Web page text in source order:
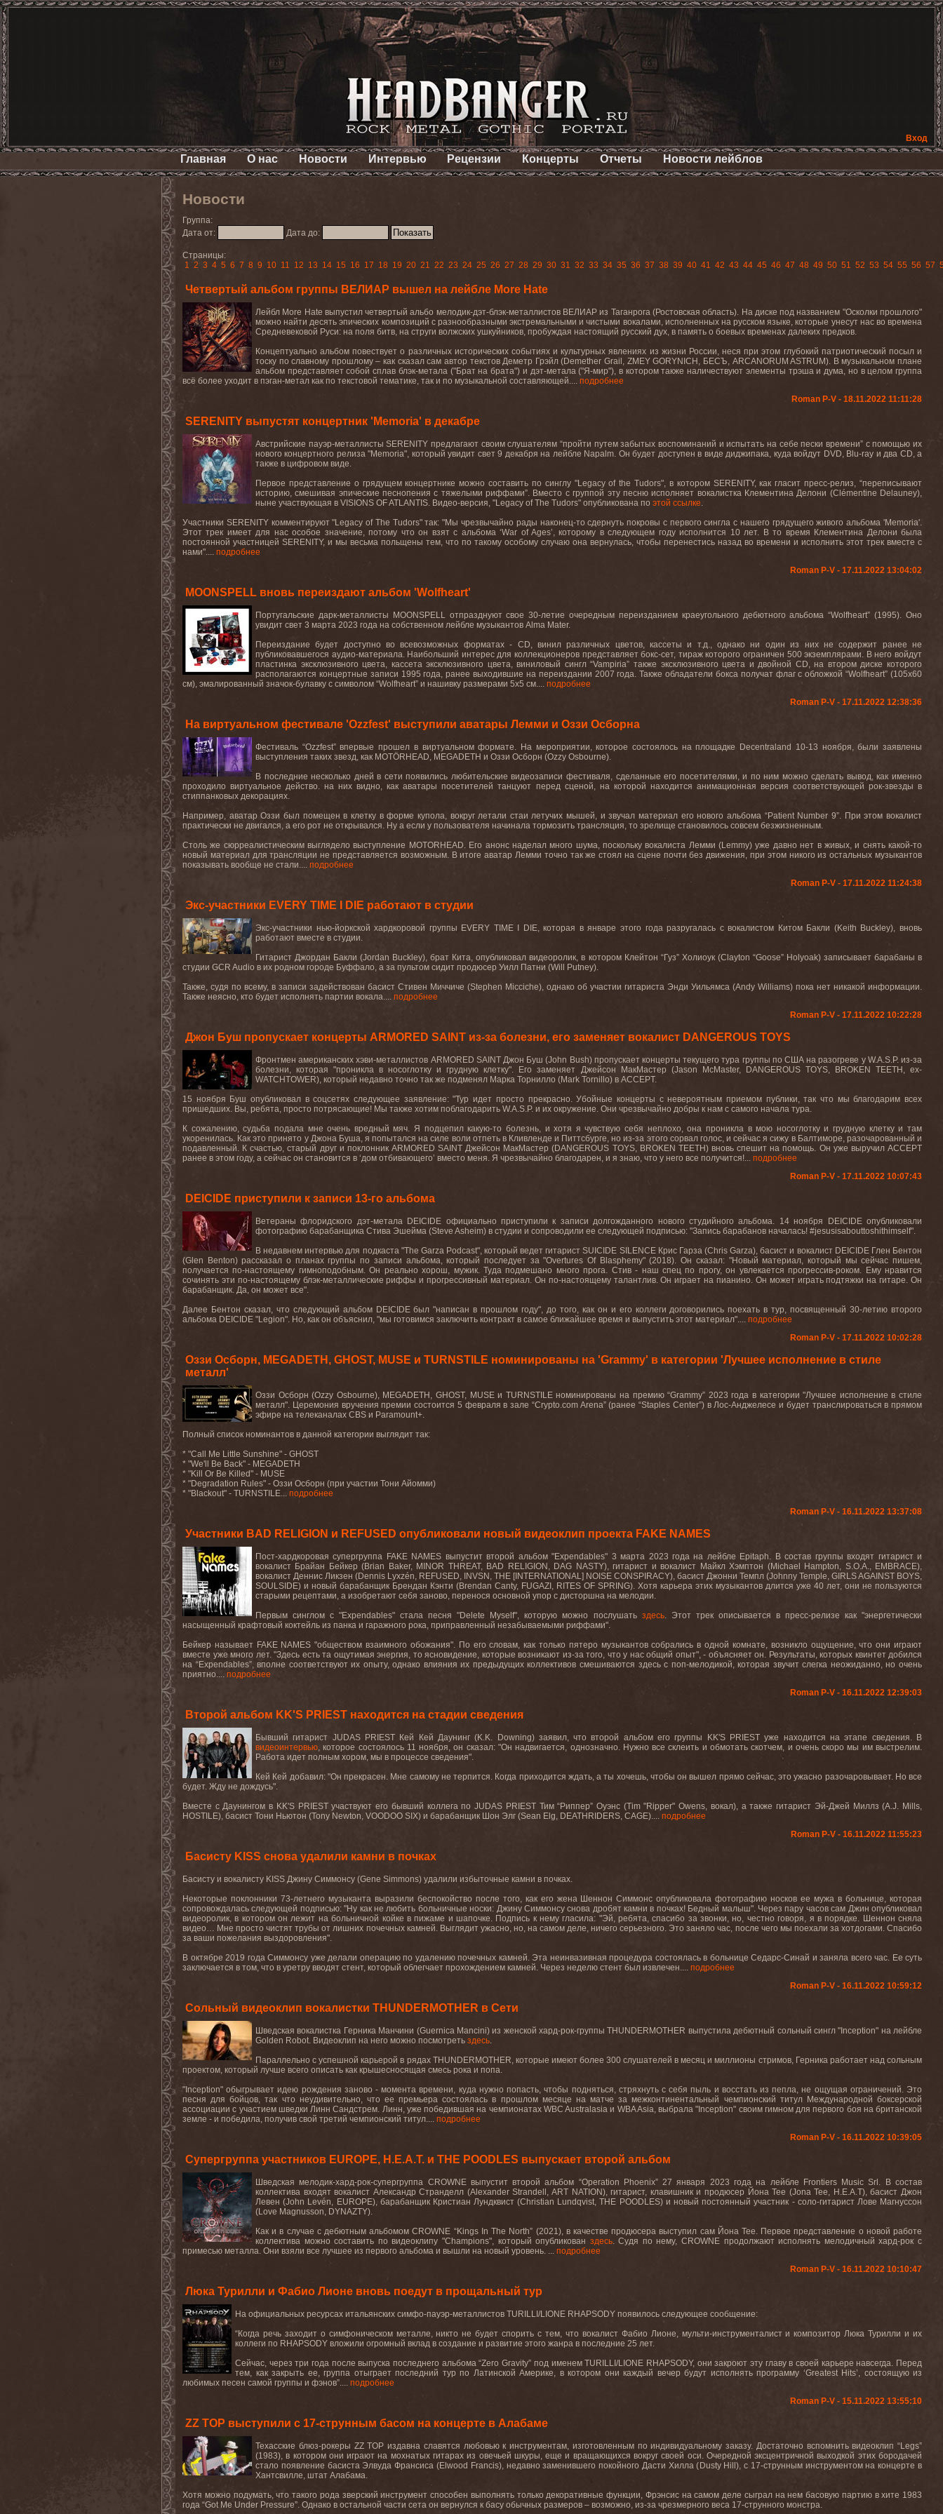
Вход
Главная О нас Новости Интервью Рецензии Концерты Отчеты Новости лейблов
Новости
Группа:
Дата от:
Дата до:
Страницы:
1 2 3 4 5 6 7 8 9 10 11 12 13 14 15 16 17 18 19 20 21 22 23 24 25 26 27 28 29 30 31 32 33 34 35 36 37 38 39 40 41 42 43 44 45 46 47 48 49 50 51 52 53 54 55 56 57
Четвертый альбом группы ВЕЛИАР вышел на лейбле More Hate
Лейбл More Hate выпустил четвертый альбо мелодик-дэт-блэк-металлистов ВЕЛИАР из Таганрога (Ростовская область). На диске под названием "Осколки прошлого"
можно найти десять эпических композиций с разнообразными экстремальными и чистыми вокалами, исполненных на русском языке, которые унесут нас во времена
Средневековой Руси: на поля битв, на струги волжских ушкуйников, пробуждая настоящий русский дух, в память о боевых временах далеких предков.
Концептуально альбом повествует о различных исторических событиях и культурных явлениях из жизни России, неся при этом глубокий патриотический посыл и
тоску по славному прошлому – как сказал сам автор текстов Деметр Грэйл (Demether Grail, ZMEY GORYNICH, БЕСЪ, ARCANORUM ASTRUM). В музыкальном плане
альбом представляет собой сплав блэк-метала ("Брат на брата") и дэт-метала ("Я-мир"), в котором также наличествуют элементы трэша и дума, но в целом группа
всё более уходит в пэган-метал как по текстовой тематике, так и по музыкальной составляющей.... подробнее
Roman P-V - 18.11.2022 11:11:28
SERENITY выпустят концертник 'Memoria' в декабре
Австрийские пауэр-металлисты SERENITY предлагают своим слушателям “пройти путем забытых воспоминаний и испытать на себе пески времени” с помощью их
нового концертного релиза "Memoria", который увидит свет 9 декабря на лейбле Napalm. Он будет доступен в виде диджипака, куда войдут DVD, Blu-ray и два CD, а
также в цифровом виде.
Первое представление о грядущем концертнике можно составить по синглу "Legacy of the Tudors", в котором SERENITY, как гласит пресс-релиз, “переписывают
историю, смешивая эпические песнопения с тяжелыми риффами”. Вместо с группой эту песню исполняет вокалистка Клементина Делони (Clémentine Delauney),
ныне участвующая в VISIONS OF ATLANTIS. Видео-версия, "Legacy of The Tudors" опубликована по этой ссылке.
Участники SERENITY комментируют "Legacy of The Tudors" так: "Мы чрезвычайно рады наконец-то сдернуть покровы с первого сингла с нашего грядущего живого альбома 'Memoria'.
Этот трек имеет для нас особое значение, потому что он взят с альбома ‘War of Ages’, которому в следующем году исполнится 10 лет. В то время Клементина Делони была
постоянной участницей SERENITY, и мы весьма польщены тем, что по такому особому случаю она вернулась, чтобы перенестись назад во времени и исполнить этот трек вместе с
нами".... подробнее
Roman P-V - 17.11.2022 13:04:02
MOONSPELL вновь переиздают альбом 'Wolfheart'
Португальские дарк-металлисты MOONSPELL отпразднуют свое 30-летие очередным переизданием краеугольного дебютного альбома “Wolfheart” (1995). Оно
увидит свет 3 марта 2023 года на собственном лейбле музыкантов Alma Mater.
Переиздание будет доступно во всевозможных форматах - CD, винил различных цветов, кассеты и т.д., однако ни один из них не содержит ранее не
публиковавшегося аудио-материала. Наибольший интерес для коллекционеров представляет бокс-сет, тираж которого ограничен 500 экземплярами. В него войдут
пластинка эксклюзивного цвета, кассета эксклюзивного цвета, виниловый сингл “Vampiria” также эксклюзивного цвета и двойной CD, на втором диске которого
располагаются концертные записи 1995 года, ранее выходившие на переиздании 2007 года. Также обладатели бокса получат флаг с обложкой “Wolfheart” (105x60
см), эмалированный значок-булавку с символом “Wolfheart” и нашивку размерами 5х5 см.... подробнее
Roman P-V - 17.11.2022 12:38:36
На виртуальном фестивале 'Ozzfest' выступили аватары Лемми и Оззи Осборна
Фестиваль “Ozzfest” впервые прошел в виртуальном формате. На мероприятии, которое состоялось на площадке Decentraland 10-13 ноября, были заявлены
выступления таких звезд, как MOTÖRHEAD, MEGADETH и Оззи Осборн (Ozzy Osbourne).
В последние несколько дней в сети появились любительские видеозаписи фестиваля, сделанные его посетителями, и по ним можно сделать вывод, как именно
проходило виртуальное действо. на них видно, как аватары посетителей танцуют перед сценой, на которой находится анимационная версия соответствующей рок-звезды в
стиппанковых декорациях.
Например, аватар Оззи был помещен в клетку в форме купола, вокруг летали стаи летучих мышей, и звучал материал его нового альбома “Patient Number 9”. При этом вокалист
практически не двигался, а его рот не открывался. Ну а если у пользователя начинала тормозить трансляция, то зрелище становилось совсем безжизненным.
Столь же сюрреалистическим выглядело выступление MOTORHEAD. Его анонс наделал много шума, поскольку вокалиста Лемми (Lemmy) уже давно нет в живых, и снять какой-то
новый материал для трансляции не представляется возможным. В итоге аватар Лемми точно так же стоял на сцене почти без движения, при этом никого из остальных музыкантов
показывать вообще не стали.... подробнее
Roman P-V - 17.11.2022 11:24:38
Экс-участники EVERY TIME I DIE работают в студии
Экс-участники нью-йоркской хардкоровой группы EVERY TIME I DIE, которая в январе этого года разругалась с вокалистом Китом Бакли (Keith Buckley), вновь
работают вместе в студии.
Гитарист Джордан Бакли (Jordan Buckley), брат Кита, опубликовал видеоролик, в котором Клейтон “Гуз” Холиоук (Clayton “Goose” Holyoak) записывает барабаны в
студии GCR Audio в их родном городе Буффало, а за пультом сидит продюсер Уилл Патни (Will Putney).
Также, судя по всему, в записи задействован басист Стивен Миччиче (Stephen Micciche), однако об участии гитариста Энди Уильямса (Andy Williams) пока нет никакой информации.
Также неясно, кто будет исполнять партии вокала.... подробнее
Roman P-V - 17.11.2022 10:22:28
Джон Буш пропускает концерты ARMORED SAINT из-за болезни, его заменяет вокалист DANGEROUS TOYS
Фронтмен американских хэви-металлистов ARMORED SAINT Джон Буш (John Bush) пропускает концерты текущего тура группы по США на разогреве у W.A.S.P. из-за
болезни, которая "проникла в носоглотку и грудную клетку". Его заменяет Джейсон МакМастер (Jason McMaster, DANGEROUS TOYS, BROKEN TEETH, ex-
WATCHTOWER), который недавно точно так же подменял Марка Торнилло (Mark Tornillo) в ACCEPT.
15 ноября Буш опубликовал в соцсетях следующее заявление: "Тур идет просто прекрасно. Убойные концерты с невероятным приемом публики, так что мы благодарим всех
пришедших. Вы, ребята, просто потрясающие! Мы также хотим поблагодарить W.A.S.P. и их окружение. Они чрезвычайно добры к нам с самого начала тура.
К сожалению, судьба подала мне очень вредный мяч. Я подцепил какую-то болезнь, и хотя я чувствую себя неплохо, она проникла в мою носоглотку и грудную клетку и там
укоренилась. Как это принято у Джона Буша, я попытался на силе воли отпеть в Кливленде и Питтсбурге, но из-за этого сорвал голос, и сейчас я сижу в Балтиморе, разочарованный и
подавленный. К счастью, старый друг и поклонник ARMORED SAINT Джейсон МакМастер (DANGEROUS TOYS, BROKEN TEETH) вновь спешит на помощь. Он уже выручил ACCEPT
ранее в этом году, а сейчас он становится в ‘дом отбивающего’ вместо меня. Я чрезвычайно благодарен, и я знаю, что у него все получится!... подробнее
Roman P-V - 17.11.2022 10:07:43
DEICIDE приступили к записи 13-го альбома
Ветераны флоридского дэт-метала DEICIDE официально приступили к записи долгожданного нового студийного альбома. 14 ноября DEICIDE опубликовали
фотографию барабанщика Стива Эшейма (Steve Asheim) в студии и сопроводили ее следующей подписью: "Запись барабанов началась! #jesusisabouttoshithimself".
В недавнем интервью для подкаста "The Garza Podcast", который ведет гитарист SUICIDE SILENCE Крис Гарза (Chris Garza), басист и вокалист DEICIDE Глен Бентон
(Glen Benton) рассказал о планах группы по записи альбома, который последует за "Overtures Of Blasphemy" (2018). Он сказал: "Новый материал, который мы сейчас пишем,
получается по-настоящему гимноподобным. Он реально хорош, мужик. Туда подмешано много прога. Стив - наш спец по прогу, он увлекается прогрессив-роком. Ему нравится
сочинять эти по-настоящему блэк-металлические риффы и прогрессивный материал. Он по-настоящему талантлив. Он играет на пианино. Он может играть подтяжки на гитаре. Он
барабанщик. Да, он может все".
Далее Бентон сказал, что следующий альбом DEICIDE был "написан в прошлом году", до того, как он и его коллеги договорились поехать в тур, посвященный 30-летию второго
альбома DEICIDE "Legion". Но, как он объяснил, "мы готовимся заключить контракт в самое ближайшее время и выпустить этот материал".... подробнее
Roman P-V - 17.11.2022 10:02:28
Оззи Осборн, MEGADETH, GHOST, MUSE и TURNSTILE номинированы на 'Grammy' в категории 'Лучшее исполнение в стиле
металл'
Оззи Осборн (Ozzy Osbourne), MEGADETH, GHOST, MUSE и TURNSTILE номинированы на премию “Grammy” 2023 года в категории "Лучшее исполнение в стиле
металл". Церемония вручения премии состоится 5 февраля в зале “Crypto.com Arena” (ранее “Staples Center”) в Лос-Анджелесе и будет транслироваться в прямом
эфире на телеканалах CBS и Paramount+.
Полный список номинантов в данной категории выглядит так:
* "Call Me Little Sunshine" - GHOST
* "We'll Be Back" - MEGADETH
* "Kill Or Be Killed" - MUSE
* "Degradation Rules" - Оззи Осборн (при участии Тони Айомми)
* "Blackout" - TURNSTILE... подробнее
Roman P-V - 16.11.2022 13:37:08
Участники BAD RELIGION и REFUSED опубликовали новый видеоклип проекта FAKE NAMES
Пост-хардкоровая супергруппа FAKE NAMES выпустит второй альбом "Expendables" 3 марта 2023 года на лейбле Epitaph. В состав группы входят гитарист и
вокалист Брайан Бейкер (Brian Baker, MINOR THREAT, BAD RELIGION, DAG NASTY), гитарист и вокалист Майкл Хэмптон (Michael Hampton, S.O.A., EMBRACE),
вокалист Деннис Ликзен (Dennis Lyxzén, REFUSED, INVSN, THE [INTERNATIONAL] NOISE CONSPIRACY), басист Джонни Темпл (Johnny Temple, GIRLS AGAINST BOYS,
SOULSIDE) и новый барабанщик Брендан Кэнти (Brendan Canty, FUGAZI, RITES OF SPRING). Хотя карьера этих музыкантов длится уже 40 лет, они не пользуются
старыми рецептами, а изобретают себя заново, перенося основной упор с дисторшна на мелодии.
Первым синглом с "Expendables" стала песня "Delete Myself", которую можно послушать здесь. Этот трек описывается в пресс-релизе как "энергетически
насыщенный крафтовый коктейль из панка и гаражного рока, приправленный незабываемыми риффами".
Бейкер называет FAKE NAMES "обществом взаимного обожания". По его словам, как только пятеро музыкантов собрались в одной комнате, возникло ощущение, что они играют
вместе уже много лет. "Здесь есть та ощутимая энергия, то ясновидение, которые возникают из-за того, что у нас общий опыт", - объясняет он. Результаты, которых квинтет добился
на “Expendables”, вполне соответствуют их опыту, однако влияния их предыдущих коллективов смешиваются здесь с поп-мелодикой, которая звучит слегка неожиданно, но очень
приятно.... подробнее
Roman P-V - 16.11.2022 12:39:03
Второй альбом KK'S PRIEST находится на стадии сведения
Бывший гитарист JUDAS PRIEST Кей Кей Даунинг (K.K. Downing) заявил, что второй альбом его группы KK'S PRIEST уже находится на этапе сведения. В
видеоинтервью, которое состоялось 11 ноября, он сказал: "Он надвигается, однозначно. Нужно все склеить и обмотать скотчем, и очень скоро мы им выстрелим.
Работа идет полным хором, мы в процессе сведения".
Кей Кей добавил: "Он прекрасен. Мне самому не терпится. Когда приходится ждать, а ты хочешь, чтобы он вышел прямо сейчас, это ужасно разочаровывает. Но все
будет. Жду не дождусь".
Вместе с Даунингом в KK'S PRIEST участвуют его бывший коллега по JUDAS PRIEST Тим “Риппер” Оуэнс (Tim "Ripper" Owens, вокал), а также гитарист Эй-Джей Миллз (A.J. Mills,
HOSTILE), басист Тони Ньютон (Tony Newton, VOODOO SIX) и барабанщик Шон Элг (Sean Elg, DEATHRIDERS, CAGE).... подробнее
Roman P-V - 16.11.2022 11:55:23
Басисту KISS снова удалили камни в почках
Басисту и вокалисту KISS Джину Симмонсу (Gene Simmons) удалили избыточные камни в почках.
Некоторые поклонники 73-летнего музыканта выразили беспокойство после того, как его жена Шеннон Симмонс опубликовала фотографию носков ее мужа в больнице, которая
сопровождалась следующей подписью: "Ну как не любить больничные носки: Джину Симмонсу снова дробят камни в почках! Бедный малыш". Через пару часов сам Джин опубликовал
видеоролик, в котором он лежит на больничной койке в пижаме и шапочке. Подпись к нему гласила: "Эй, ребята, спасибо за звонки, но, честно говоря, я в порядке. Шеннон сняла
видео… Мне просто чистят трубы от лишних почечных камней. Выглядит ужасно, но, на самом деле, ничего серьезного. Это заняло час, после чего мы поехали за хотдогами. Спасибо
за ваши пожелания выздоровления".
В октябре 2019 года Симмонсу уже делали операцию по удалению почечных камней. Эта неинвазивная процедура состоялась в больнице Седарс-Синай и заняла всего час. Ее суть
заключается в том, что в уретру вводят стент, который облегчает прохождением камней. Через неделю стент был извлечен.... подробнее
Roman P-V - 16.11.2022 10:59:12
Сольный видеоклип вокалистки THUNDERMOTHER в Сети
Шведская вокалистка Герника Манчини (Guernica Mancini) из женской хард-рок-группы THUNDERMOTHER выпустила дебютный сольный сингл "Inception" на лейбле
Golden Robot. Видеоклип на него можно посмотреть здесь.
Параллельно с успешной карьерой в рядах THUNDERMOTHER, которые имеют более 300 слушателей в месяц и миллионы стримов, Герника работает над сольным
проектом, который лучше всего описать как крышесносящая смесь рока и попа.
"Inception" обыгрывает идею рождения заново - момента времени, куда нужно попасть, чтобы подняться, стряхнуть с себя пыль и восстать из пепла, не ощущая ограничений. Это
песня для бойцов, так что неудивительно, что ее премьера состоялась в прошлом месяце на матче за межконтинентальный чемпионский титул Международной боксерской
ассоциации с участием шведки Линн Сандстрем. Линн, уже победившая на чемпионатах WBC Australasia и WBA Asia, выбрала "Inception" своим гимном для первого боя на британской
земле - и победила, получив свой третий чемпионский титул.... подробнее
Roman P-V - 16.11.2022 10:39:05
Супергруппа участников EUROPE, H.E.A.T. и THE POODLES выпускает второй альбом
Шведская мелодик-хард-рок-супергруппа CROWNE выпустит второй альбом “Operation Phoenix” 27 января 2023 года на лейбле Frontiers Music Srl. В состав
коллектива входят вокалист Александр Странделл (Alexander Strandell, ART NATION), гитарист, клавишник и продюсер Йона Тее (Jona Tee, H.E.A.T), басист Джон
Левен (John Levén, EUROPE), барабанщик Кристиан Лундквист (Christian Lundqvist, THE POODLES) и новый постоянный участник - соло-гитарист Лове Магнуссон
(Love Magnusson, DYNAZTY).
Как и в случае с дебютным альбомом CROWNE “Kings In The North” (2021), в качестве продюсера выступил сам Йона Тее. Первое представление о новой работе
коллектива можно составить по видеоклипу "Champions", который опубликован здесь. Судя по нему, CROWNE продолжают исполнять мелодичный хард-рок с
примесью металла. Они взяли все лучшее из первого альбома и вышли на новый уровень. ... подробнее
Roman P-V - 16.11.2022 10:10:47
Люка Турилли и Фабио Лионе вновь поедут в прощальный тур
На официальных ресурсах итальянских симфо-пауэр-металлистов TURILLI/LIONE RHAPSODY появилось следующее сообщение:
“Когда речь заходит о симфоническом металле, никто не будет спорить с тем, что вокалист Фабио Лионе, мульти-инструменталист и композитор Люка Турилли и их
коллеги по RHAPSODY вложили огромный вклад в создание и развитие этого жанра в последние 25 лет.
Сейчас, через три года после выпуска последнего альбома “Zero Gravity” под именем TURILLI/LIONE RHAPSODY, они закроют эту главу в своей карьере навсегда. Перед
тем, как закрыть ее, группа отыграет последний тур по Латинской Америке, в котором они каждый вечер будут исполнять программу ‘Greatest Hits’, состоящую из
любимых песен самой группы и фэнов”.... подробнее
Roman P-V - 15.11.2022 13:55:10
ZZ TOP выступили с 17-струнным басом на концерте в Алабаме
Техасские блюз-рокеры ZZ TOP издавна славятся любовью к инструментам, изготовленным по индивидуальному заказу. Достаточно вспомнить видеоклип “Legs”
(1983), в котором они играют на мохнатых гитарах из овечьей шкуры, еще и вращающихся вокруг своей оси. Очередной эксцентричной выходкой этих бородачей
стало появление басиста Элвуда Франсиса (Elwood Francis), недавно заменившего покойного Дасти Хилла ( Dusty Hill), с 17-струнным инструментом на концерте в
Хантсвилле, штат Алабама.
Хотя можно подумать, что такого рода зверский инструмент способен выполнять только декоративные функции, Фрэнсис на самом деле сыграл на нем басовую партию в хите 1983
года “Got Me Under Pressure”. Однако в остальной части сета он вернулся к басу обычных размеров – возможно, из-за чрезмерного веса 17-струнного монстра.